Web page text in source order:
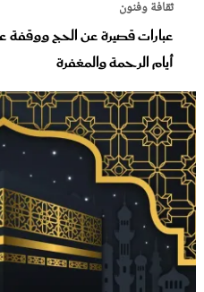
ثقافة وفنون
عبارات قصيرة عن الحج ووقفة
أيام الرحمة والمغفرة